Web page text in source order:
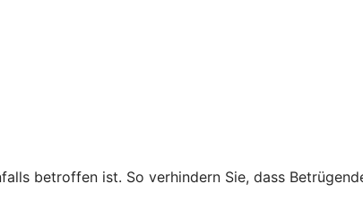
betroffen ist. So verhindern Sie, dass